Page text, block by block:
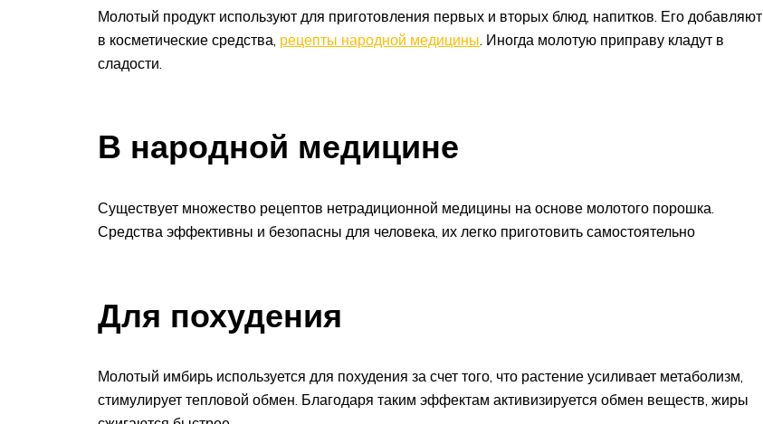
Молотый продукт используют для приготовления первых и вторых блюд, напитков. Его добавляют
в косметические средства, рецепты народной медицины . Иногда молотую приправу кладут в
сладости.
В народной медицине
Существует множество рецептов нетрадиционной медицины на основе молотого порошка.
Средства эффективны и безопасны для человека, их легко приготовить самостоятельно
Для похудения
Молотый имбирь используется для похудения за счет того, что растение усиливает метаболизм,
стимулирует тепловой обмен. Благодаря таким эффектам активизируется обмен веществ, жиры